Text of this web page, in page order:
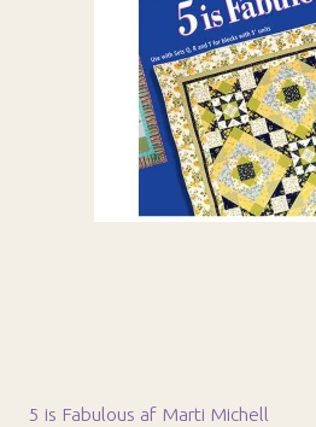
5 is Fabulous af Marti Michell